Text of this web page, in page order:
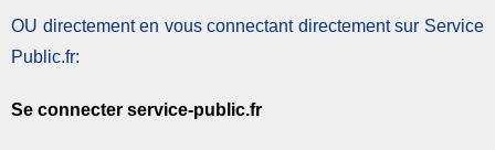
OU directement en vous connectant directement sur Service
Public.fr:
Se connecter service-public.fr